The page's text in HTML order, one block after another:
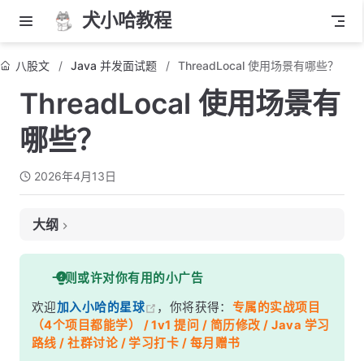
犬小哈教程
八股文 Java 并发面试题 ThreadLocal 使用场景有哪些？
ThreadLocal 使用场景有
哪些？
2026年4月13日
大纲
面试考察点
核心答案
深度解析
一、上下文信息传递——避免参数层层透传
一则或许对你有用的小广告
欢迎加入小哈的星球 ，你将获得： 专属的实战项目
（4个项目都能学） / 1v1 提问 / 简历修改 / Java 学习
路线 / 社群讨论 / 学习打卡 / 每月赠书